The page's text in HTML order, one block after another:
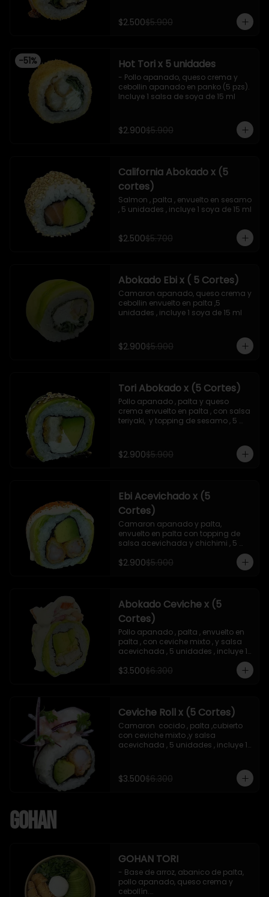
crema , cebollin ,apanado en panko
-Pollo apanado , palta , queso
crema , apanado en panko , 10
piezas
$2.500$5.900
-51% Hot Tori x 5 unidades
- Pollo apanado, queso crema y
cebollin apanado en panko (5 pzs).
Incluye 1 salsa de soya de 15 ml
$2.900$5.900
California Abokado x (5
cortes)
Salmon , palta , envuelto en sesamo
, 5 unidades , incluye 1 soya de 15 ml
$2.500$5.700
Abokado Ebi x ( 5 Cortes)
Camaron apanado, queso crema y
cebollin envuelto en palta ,5
unidades , incluye 1 soya de 15 ml
$2.900$5.900
Tori Abokado x (5 Cortes)
Pollo apanado , palta y queso
crema envuelto en palta , con salsa
teriyaki,  y topping de sesamo , 5
$2.900$5.900
Ebi Acevichado x (5
Cortes)
Camaron apanado y palta,
envuelto en palta con topping de
salsa acevichada y chichimi , 5
unidades , incluye 1 soya de 15 ml
$2.900$5.900
Abokado Ceviche x (5
Cortes)
Pollo apanado , palta , envuelto en
palta , con ceviche mixto , y salsa
acevichada , 5 unidades , incluye 1
$3.500$6.300
Ceviche Roll x (5 Cortes)
Camaron  cocido , palta ,cubierto
con ceviche mixto ,y salsa
acevichada , 5 unidades , incluye 1
$3.500$6.300
Gohan
GOHAN TORI
- Base de arroz, abanico de palta,
pollo apanado, queso crema y
cebollín.